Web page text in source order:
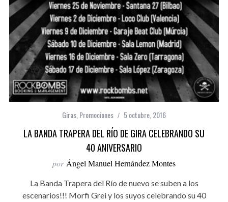
Giras,Promociones 5 octubre, 2016
LA BANDA TRAPERA DEL RÍO DE GIRA CELEBRANDO SU
40 ANIVERSARIO
por Ángel Manuel Hernández Montes
La Banda Trapera del Río de nuevo se suben a los
escenarios!!! Morfi Grei y los suyos celebrando su 40